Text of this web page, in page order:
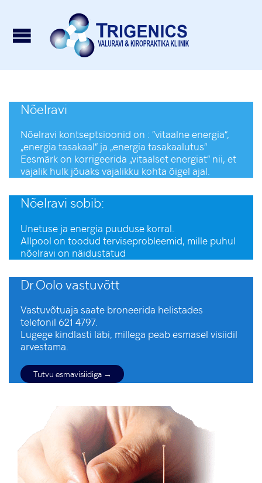
Nõelravi
Nõelravi kontseptsioonid on : “vitaalne energia“,
„energia tasakaal“ ja „energia tasakaalutus“
Eesmärk on korrigeerida „vitaalset energiat“ nii, et
vajalik hulk jõuaks vajalikku kohta õigel ajal.
Nõelravi sobib:
Unetuse ja energia puuduse korral.
Allpool on toodud terviseprobleemid, mille puhul
nõelravi on näidustatud
Dr.Oolo vastuvõtt
Vastuvõtuaja saate broneerida helistades
telefonil 621 4797.
Lugege kindlasti läbi, millega peab esmasel visiidil
arvestama.
Tutvu esmavisiidiga →